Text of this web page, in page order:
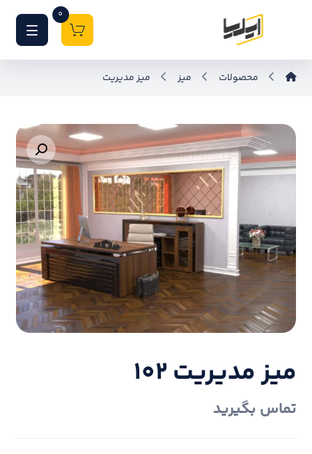
0
محصولات میز میز مدیریت
بزرگنمایی تصویر
میز مدیریت ۱۰۲
تماس بگیرید